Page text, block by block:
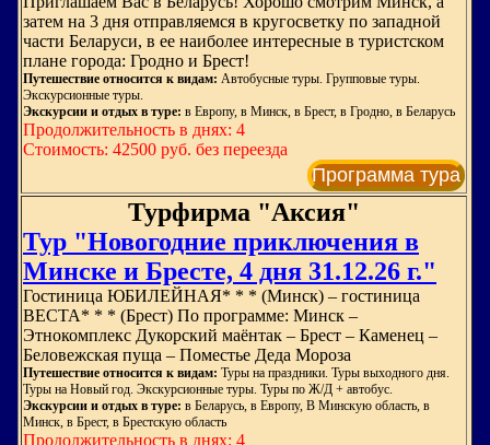
затем на 3 дня отправляемся в кругосветку по западной
части Беларуси, в ее наиболее интересные в туристском
плане города: Гродно и Брест!
Путешествие относится к видам: Автобусные туры. Групповые туры.
Экскурсионные туры.
Экскурсии и отдых в туре: в Европу, в Минск, в Брест, в Гродно, в Беларусь
Продолжительность в днях: 4
Стоимость: 42500 руб. без переезда
Программа тура
Турфирма "Аксия"
Тур "Новогодние приключения в
Минске и Бресте, 4 дня 31.12.26 г."
Гостиница ЮБИЛЕЙНАЯ* * * (Минск) – гостиница
ВЕСТА* * * (Брест) По программе: Минск –
Этнокомплекс Дукорский маёнтак – Брест – Каменец –
Беловежская пуща – Поместье Деда Мороза
Путешествие относится к видам: Туры на праздники. Туры выходного дня.
Туры на Новый год. Экскурсионные туры. Туры по Ж/Д + автобус.
Экскурсии и отдых в туре: в Беларусь, в Европу, В Минскую область, в
Минск, в Брест, в Брестскую область
Продолжительность в днях: 4